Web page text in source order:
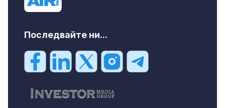
Последвайте ни...